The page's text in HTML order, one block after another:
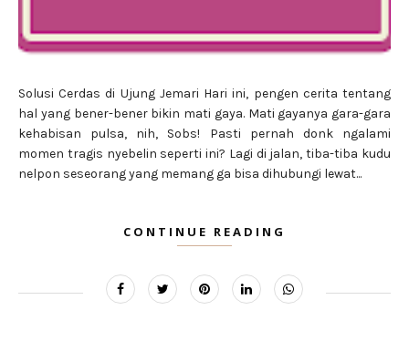
Solusi Cerdas di Ujung Jemari Hari ini, pengen cerita tentang
hal yang bener-bener bikin mati gaya. Mati gayanya gara-gara
kehabisan pulsa, nih, Sobs! Pasti pernah donk ngalami
momen tragis nyebelin seperti ini? Lagi di jalan, tiba-tiba kudu
nelpon seseorang yang memang ga bisa dihubungi lewat...
CONTINUE READING